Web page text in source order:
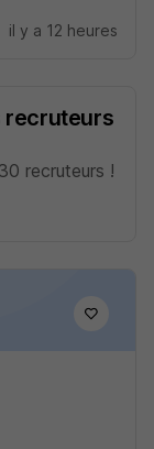
il y a 12 heures
recruteurs
recruteurs !